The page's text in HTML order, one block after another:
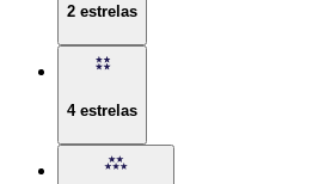
2 estrelas
4 estrelas